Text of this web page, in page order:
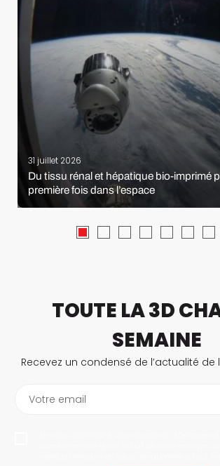
31 juillet 2026
Du tissu rénal et hépatique bio-imprimé
première fois dans l’espace
TOUTE LA 3D
SEMAINE
Recevez un condensé de l’actualité de
Votre email